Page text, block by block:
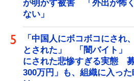
が明かす被害 「外出が怖
ない」
「中国人にボコボコにされ
とされた」 「闇バイト」
にされた悲惨すぎる実態
300万円」も、組織に入っ